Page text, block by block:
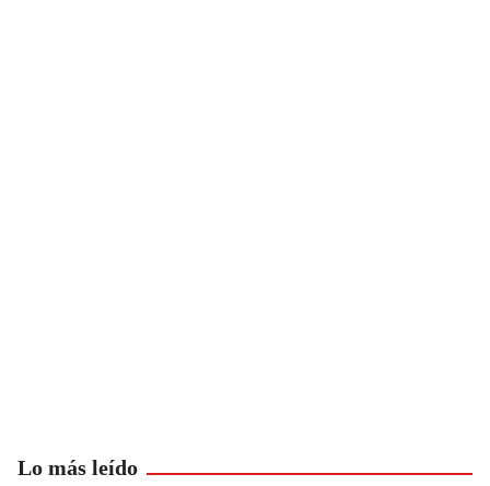
Lo más leído